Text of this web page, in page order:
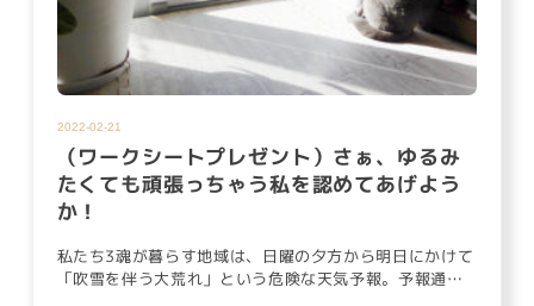
2022-02-21
（ワークシートプレゼント）さぁ、ゆるみ
たくても頑張っちゃう私を認めてあげよう
か！
私たち3魂が暮らす地域は、日曜の夕方から明日にかけて
「吹雪を伴う大荒れ」という危険な天気予報。予報通